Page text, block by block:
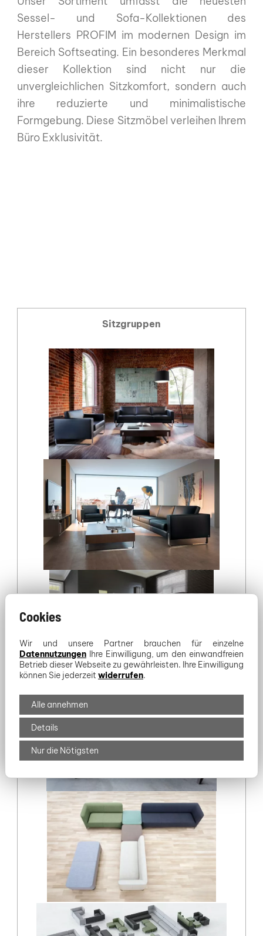
Sessel- und Sofa-Kollektionen des
Herstellers PROFIM im modernen Design im
Bereich Softseating. Ein besonderes Merkmal
dieser Kollektion sind nicht nur die
unvergleichlichen Sitzkomfort, sondern auch
ihre reduzierte und minimalistische
Formgebung. Diese Sitzmöbel verleihen Ihrem
Büro Exklusivität.
Sitzgruppen
Cookies
Wir und unsere Partner brauchen für einzelne
Datennutzungen Ihre Einwilligung, um den einwandfreien
Betrieb dieser Webseite zu gewährleisten. Ihre Einwilligung
können Sie jederzeit widerrufen.
Alle annehmen
Details
Nur die Nötigsten